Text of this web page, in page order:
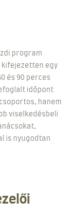
program
kifejezetten egy
és 90 perces
időpont
hanem
viselkedésbeli
is nyugodtan